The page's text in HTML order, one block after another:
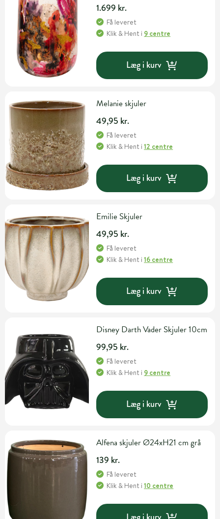
1.699 kr.
Få leveret
Klik & Hent i 9 centre
Læg i kurv
Melanie skjuler
49,95 kr.
Få leveret
Klik & Hent i12 centre
Læg i kurv
Emilie Skjuler
49,95 kr.
Få leveret
Klik & Hent i16 centre
Læg i kurv
Disney Darth Vader Skjuler 10cm
99,95 kr.
Få leveret
Klik & Hent i 9 centre
Læg i kurv
Alfena skjuler Ø24xH21 cm grå
139 kr.
Få leveret
Klik & Hent i10 centre